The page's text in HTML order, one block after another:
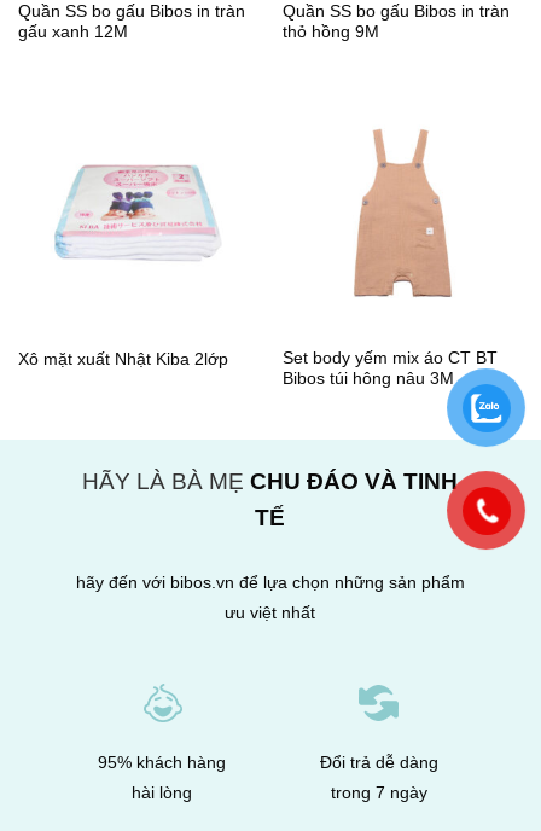
Quần SS bo gấu Bibos in tràn
gấu xanh 12M
Quần SS bo gấu Bibos in tràn
thỏ hồng 9M
Xô mặt xuất Nhật Kiba 2lớp
Set body yếm mix áo CT BT
Bibos túi hông nâu 3M
HÃY LÀ BÀ MẸ CHU ĐÁO VÀ TINH
TẾ
hãy đến với bibos.vn để lựa chọn những sản phẩm
ưu việt nhất
95% khách hàng
hài lòng
Đổi trả dễ dàng
trong 7 ngày